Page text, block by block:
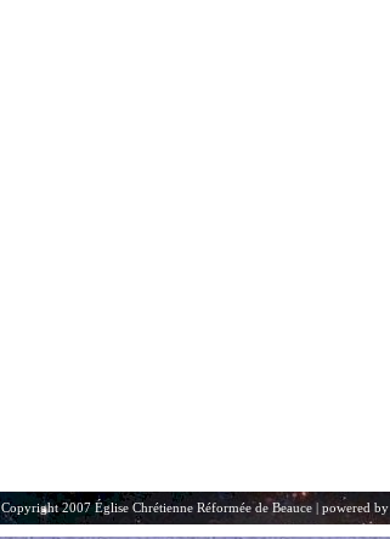
Copyright 2007 Église Chrétienne Réformée de Beauce | powered by